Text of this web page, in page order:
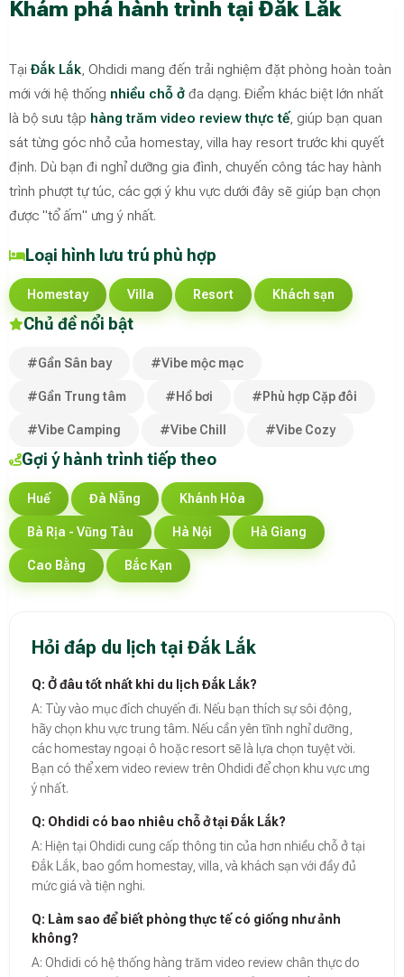
Khám phá hành trình tại Đắk Lắk
Tại Đắk Lắk, Ohdidi mang đến trải nghiệm đặt phòng hoàn toàn
mới với hệ thống nhiều chỗ ở đa dạng. Điểm khác biệt lớn nhất
là bộ sưu tập hàng trăm video review thực tế, giúp bạn quan
sát từng góc nhỏ của homestay, villa hay resort trước khi quyết
định. Dù bạn đi nghỉ dưỡng gia đình, chuyến công tác hay hành
trình phượt tự túc, các gợi ý khu vực dưới đây sẽ giúp bạn chọn
được "tổ ấm" ưng ý nhất.
Loại hình lưu trú phù hợp
Homestay Villa Resort Khách sạn
Chủ đề nổi bật
#Gần Sân bay #Vibe mộc mạc
#Gần Trung tâm #Hồ bơi #Phù hợp Cặp đôi
#Vibe Camping #Vibe Chill #Vibe Cozy
Gợi ý hành trình tiếp theo
Huế Đà Nẵng Khánh Hòa
Bà Rịa - Vũng Tàu Hà Nội Hà Giang
Cao Bằng Bắc Kạn
Hỏi đáp du lịch tại Đắk Lắk
Q: Ở đâu tốt nhất khi du lịch Đắk Lắk?
A: Tùy vào mục đích chuyến đi. Nếu bạn thích sự sôi động,
hãy chọn khu vực trung tâm. Nếu cần yên tĩnh nghỉ dưỡng,
các homestay ngoại ô hoặc resort sẽ là lựa chọn tuyệt vời.
Bạn có thể xem video review trên Ohdidi để chọn khu vực ưng
ý nhất.
Q: Ohdidi có bao nhiêu chỗ ở tại Đắk Lắk?
A: Hiện tại Ohdidi cung cấp thông tin của hơn nhiều chỗ ở tại
Đắk Lắk, bao gồm homestay, villa, và khách sạn với đầy đủ
mức giá và tiện nghi.
Q: Làm sao để biết phòng thực tế có giống như ảnh
không?
A: Ohdidi có hệ thống hàng trăm video review chân thực do